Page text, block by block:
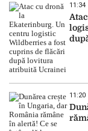
11:34
11:20